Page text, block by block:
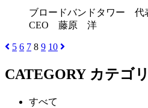
ブロードバンドタワー 代
CEO 藤原 洋
5 6 7 8 9 10
CATEGORY カテゴ
すべて